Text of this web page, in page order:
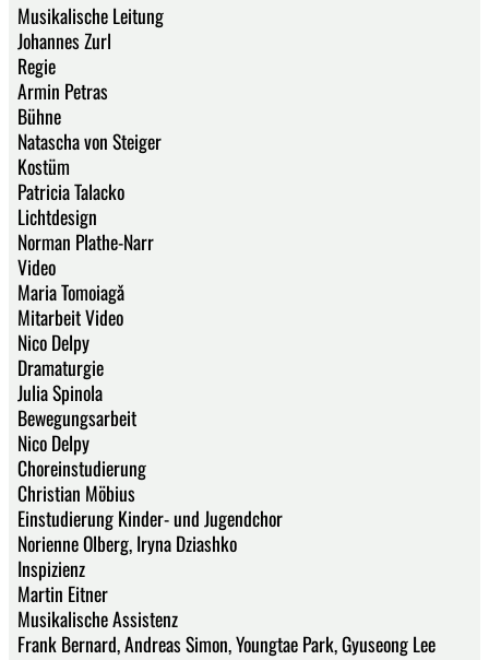
Musikalische Leitung
Johannes Zurl
Regie
Armin Petras
Bühne
Natascha von Steiger
Kostüm
Patricia Talacko
Lichtdesign
Norman Plathe-Narr
Video
Maria Tomoiagǎ
Mitarbeit Video
Nico Delpy
Dramaturgie
Julia Spinola
Bewegungsarbeit
Nico Delpy
Choreinstudierung
Christian Möbius
Einstudierung Kinder- und Jugendchor
Norienne Olberg, Iryna Dziashko
Inspizienz
Martin Eitner
Musikalische Assistenz
Frank Bernard, Andreas Simon, Youngtae Park, Gyuseong Lee